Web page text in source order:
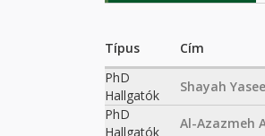
Típus Cím
PhD
Hallgatók
Shayah
PhD
Hallgatók
Al-Azazmeh